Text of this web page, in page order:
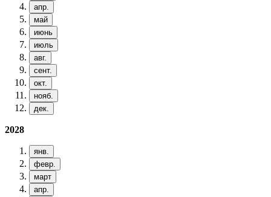
апр.
май
июнь
июль
авг.
сент.
окт.
нояб.
дек.
2028
янв.
февр.
март
апр.